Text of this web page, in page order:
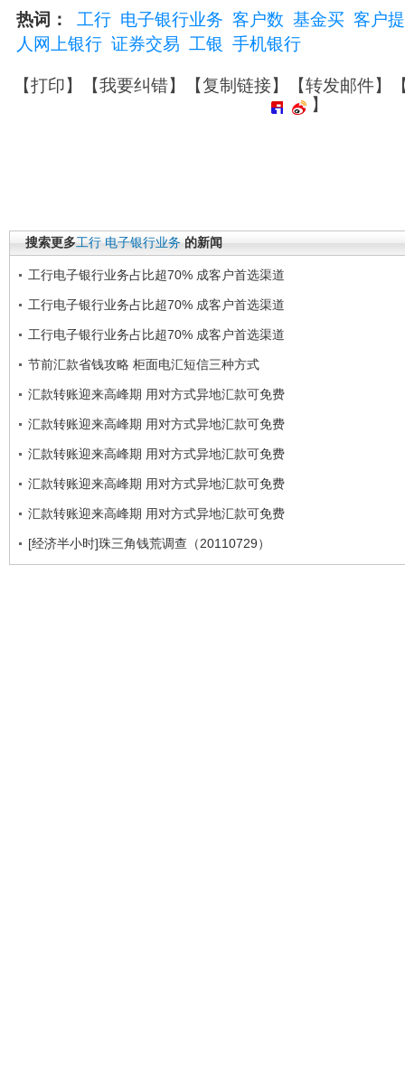
热词： 工行 电子银行业务 客户数 基金买 客户
人网上银行 证券交易 工银 手机银行
【打印】【我要纠错】【复制链接】【转发邮件】
】
搜索更多工行 电子银行业务 的新闻
工行电子银行业务占比超70% 成客户首选渠道
工行电子银行业务占比超70% 成客户首选渠道
工行电子银行业务占比超70% 成客户首选渠道
节前汇款省钱攻略 柜面电汇短信三种方式
汇款转账迎来高峰期 用对方式异地汇款可免费
汇款转账迎来高峰期 用对方式异地汇款可免费
汇款转账迎来高峰期 用对方式异地汇款可免费
汇款转账迎来高峰期 用对方式异地汇款可免费
汇款转账迎来高峰期 用对方式异地汇款可免费
[经济半小时]珠三角钱荒调查（20110729）